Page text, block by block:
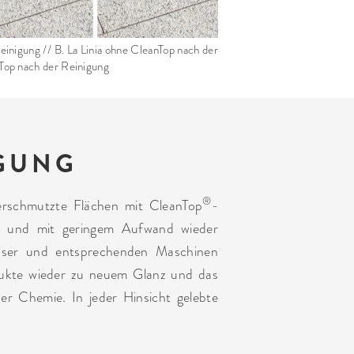
// B. La Linia ohne CleanTop nach der
nach der Reinigung
Flächen mit CleanTop®-
mit geringem Aufwand wieder
und entsprechenden Maschinen
wieder zu neuem Glanz und das
Chemie. In jeder Hinsicht gelebte